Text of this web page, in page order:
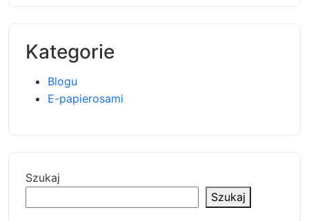
Kategorie
Blogu
E-papierosami
Szukaj
Szukaj